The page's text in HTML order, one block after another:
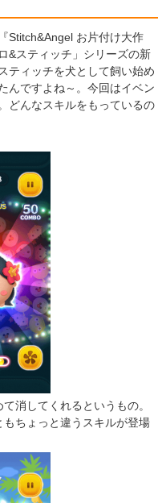
Stitch&Angel お片付け大作
&スティッチ」シリーズの新
ティッチを犬として飼い始め
んですよね～。今回はイベン
どんなスキルをもっているの
消してくれるというもの。
ちょっと違うスキルが登場